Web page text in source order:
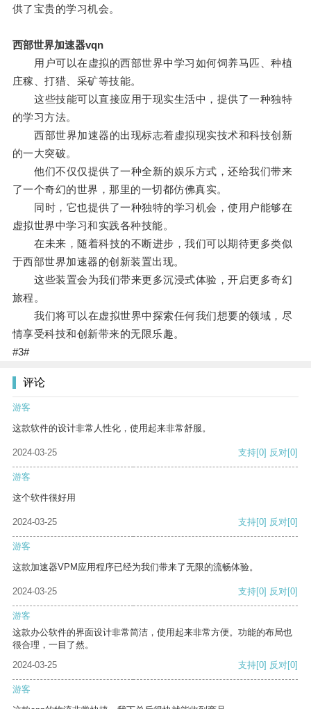
供了宝贵的学习机会。
西部世界加速器vqn
用户可以在虚拟的西部世界中学习如何饲养马匹、种植
庄稼、打猎、采矿等技能。
这些技能可以直接应用于现实生活中，提供了一种独特
的学习方法。
西部世界加速器的出现标志着虚拟现实技术和科技创新
的一大突破。
他们不仅仅提供了一种全新的娱乐方式，还给我们带来
了一个奇幻的世界，那里的一切都仿佛真实。
同时，它也提供了一种独特的学习机会，使用户能够在
虚拟世界中学习和实践各种技能。
在未来，随着科技的不断进步，我们可以期待更多类似
于西部世界加速器的创新装置出现。
这些装置会为我们带来更多沉浸式体验，开启更多奇幻
旅程。
我们将可以在虚拟世界中探索任何我们想要的领域，尽
情享受科技和创新带来的无限乐趣。
#3#
评论
游客
这款软件的设计非常人性化，使用起来非常舒服。
2024-03-25 支持[0] 反对[0]
游客
这个软件很好用
2024-03-25 支持[0] 反对[0]
游客
这款加速器VPM应用程序已经为我们带来了无限的流畅体验。
2024-03-25 支持[0] 反对[0]
游客
这款办公软件的界面设计非常简洁，使用起来非常方便。功能的布局也
很合理，一目了然。
2024-03-25
支持[0] 反对[0]
游客